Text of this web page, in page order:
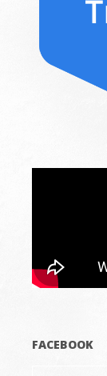
FACEBOOK